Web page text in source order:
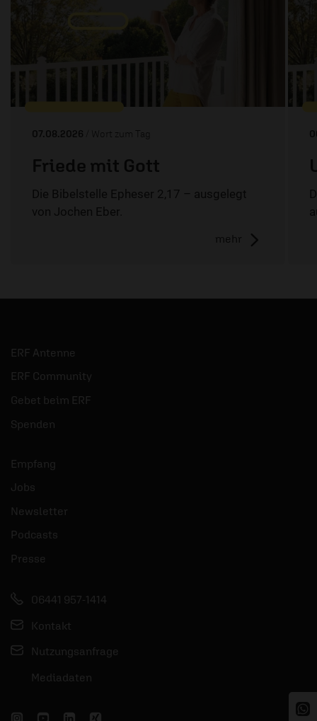
07.08.2026 / Wort zum Tag
Friede mit Gott
Die Bibelstelle Epheser 2,17 – ausgelegt
von Jochen Eber.
mehr
ERF Antenne
ERF Community
Gebet beim ERF
Spenden
Empfang
Jobs
Newsletter
Podcasts
Presse
06441 957-1414
Kontakt
Nutzungsanfrage
Mediadaten